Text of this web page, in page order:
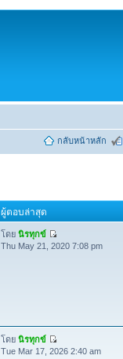
กลับหน้าหลัก
ผู้ตอบล่าสุด
โดยนิรทุกข์
Thu May 21, 2020 7:08 pm
โดยนิรทุกข์
Tue Mar 17, 2026 2:40 am